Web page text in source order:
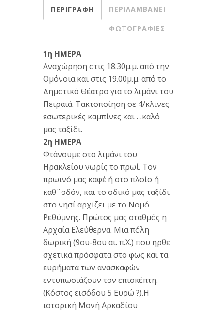
ΠΕΡΙΓΡΑΦΗ ΠΕΡΙΛΑΜΒΑΝΕΙ
ΦΩΤΟΓΡΑΦΙΕΣ
1η ΗΜΕΡΑ
Αναχώρηση στις 18.30μ.μ. από την
Ομόνοια και στις 19.00μ.μ. από το
Δημοτικό Θέατρο για το λιμάνι του
Πειραιά. Τακτοποίηση σε 4/κλινες
εσωτερικές καμπίνες και …καλό
μας ταξίδι.
2η ΗΜΕΡΑ
Φτάνουμε στο λιμάνι του
Ηρακλείου νωρίς το πρωί. Τον
πρωινό μας καφέ ή στο πλοίο ή
καθ¨οδόν, και το οδικό μας ταξίδι
στο νησί αρχίζει με το Νομό
Ρεθύμνης. Πρώτος μας σταθμός η
Αρχαία Ελεύθερνα. Μια πόλη
δωρική (9ου-8ου αι. π.Χ.) που ήρθε
σχετικά πρόσφατα στο φως και τα
ευρήματα των ανασκαφών
εντυπωσιάζουν τον επισκέπτη.
(Κόστος εισόδου 5 Ευρώ ?).Η
ιστορική Μονή Αρκαδίου